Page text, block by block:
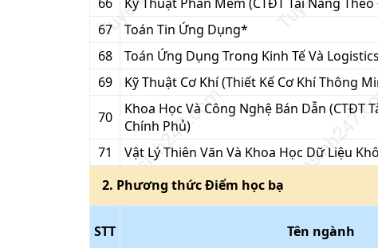
67
Toán Tin Ứng Dụng*
68
Toán Ứng Dụng Trong Kinh Tế Và
69
Kỹ Thuật Cơ Khí (Thiết Kế Cơ Khí Thông
70
Khoa Học Và Công Nghệ Bán Dẫn (CTĐT
Chính Phủ)
71
Vật Lý Thiên Văn Và Khoa Học Dữ Liệu
2. Phương thứcĐiểm học bạ
STT Tên ngành